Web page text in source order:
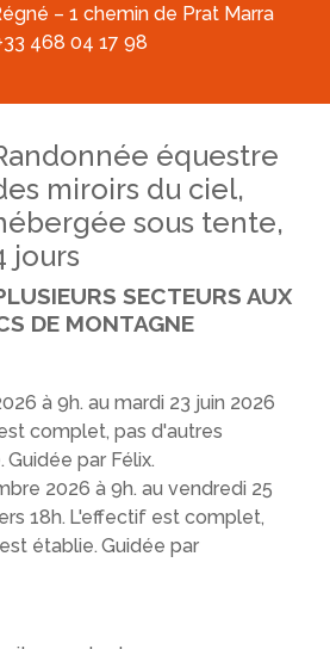
– 1 chemin de Prat Marra
468 04 17 98
équestre
miroirs du ciel,
sous tente,
jours
SECTEURS AUX
DE MONTAGNE
à 9h. au mardi 23 juin 2026
complet, pas d'autres
Guidée par Félix.
2026 à 9h. au vendredi 25
18h. L'effectif est complet,
établie. Guidée par